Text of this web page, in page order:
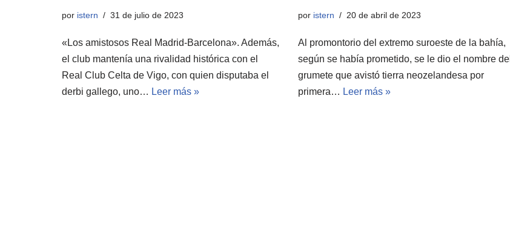
por istern 31 de julio de 2023
«Los amistosos Real Madrid-Barcelona». Además,
el club mantenía una rivalidad histórica con el
Real Club Celta de Vigo, con quien disputaba el
derbi gallego, uno… Leer más »
por istern 20 de abril de 2023
Al promontorio del extremo suroeste de la bahía,
según se había prometido, se le dio el nombre del
grumete que avistó tierra neozelandesa por
primera… Leer más »